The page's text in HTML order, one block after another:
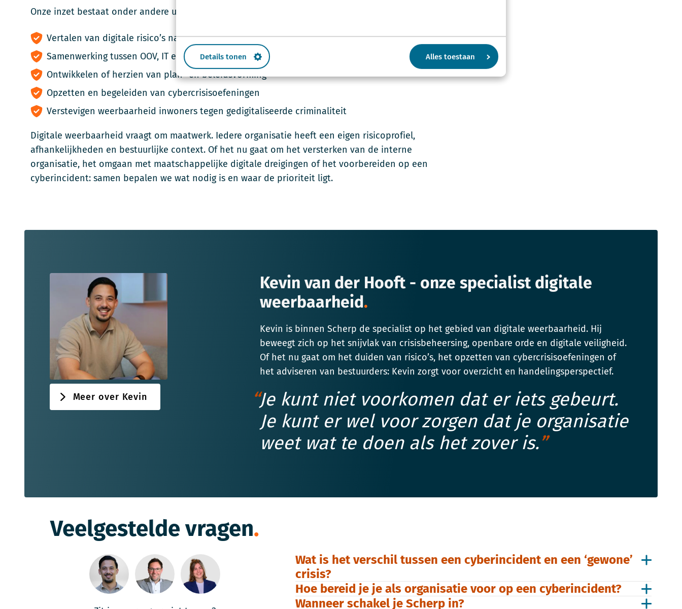
Details tonen Alles toestaan
Onze inzet bestaat onder andere uit:
Vertalen van digitale risico’s naar bestuurlijke keuzes
Samenwerking tussen OOV, IT en crisisorganisatie versterken
Ontwikkelen of herzien van plan- en beleidsvorming
Opzetten en begeleiden van cybercrisisoefeningen
Verstevigen weerbaarheid inwoners tegen gedigitaliseerde criminaliteit
Digitale weerbaarheid vraagt om maatwerk. Iedere organisatie heeft een eigen risicoprofiel,
afhankelijkheden en bestuurlijke context. Of het nu gaat om het versterken van de interne
organisatie, het omgaan met maatschappelijke digitale dreigingen of het voorbereiden op een
cyberincident: samen bepalen we wat nodig is en waar de prioriteit ligt.
Meer over Kevin
Kevin van der Hooft - onze specialist digitale
weerbaarheid
Kevin is binnen Scherp de specialist op het gebied van digitale weerbaarheid. Hij
beweegt zich op het snijvlak van crisisbeheersing, openbare orde en digitale veiligheid.
Of het nu gaat om het duiden van risico’s, het opzetten van cybercrisisoefeningen of
het adviseren van bestuurders: Kevin zorgt voor overzicht en handelingsperspectief.
Je kunt niet voorkomen dat er iets gebeurt.
Je kunt er wel voor zorgen dat je organisatie
weet wat te doen als het zover is.
Veelgestelde vragen
Wat is het verschil tussen een cyberincident en een ‘gewone’
crisis?
Hoe bereid je je als organisatie voor op een cyberincident?
Wanneer schakel je Scherp in?